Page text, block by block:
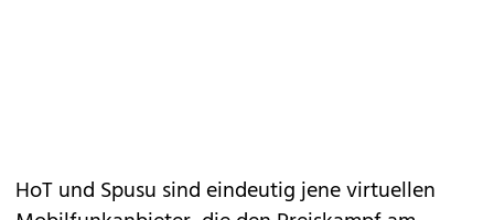
HoTund Spusu sind eindeutig jene virtuellen